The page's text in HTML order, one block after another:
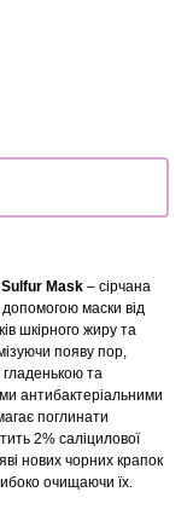
Mask – сірчана
маски від
шкірного жиру та
появу пор,
гладенькою та
антибактеріальними
поглинати
2% саліцилової
нових чорних крапок
очищаючи їх.